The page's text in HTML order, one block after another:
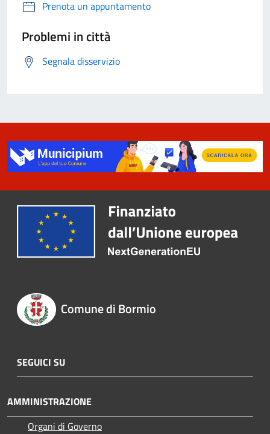
Prenota un appuntamento
Problemi in città
Segnala disservizio
Comune di Bormio
SEGUICI SU
AMMINISTRAZIONE
Organi di Governo